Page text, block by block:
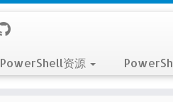
PowerShell资源